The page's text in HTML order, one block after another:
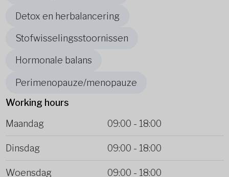
Detox en herbalancering
Stofwisselingsstoornissen
Hormonale balans
Perimenopauze/menopauze
Working hours
Maandag
09:00 - 18:00
Dinsdag 09:00 - 18:00
Woensdag 09:00 - 18:00